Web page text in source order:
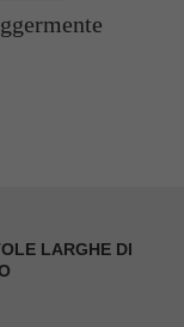
LARGHE DI